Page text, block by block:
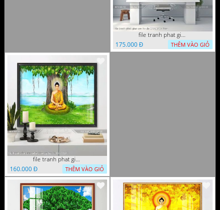
file tranh phat giao cay bo de 23012024 hieu
175.000 Đ
THÊM VÀO GIỎ
file tranh phat giao adia duoi cay bo de 20012024
160.000 Đ
THÊM VÀO GIỎ